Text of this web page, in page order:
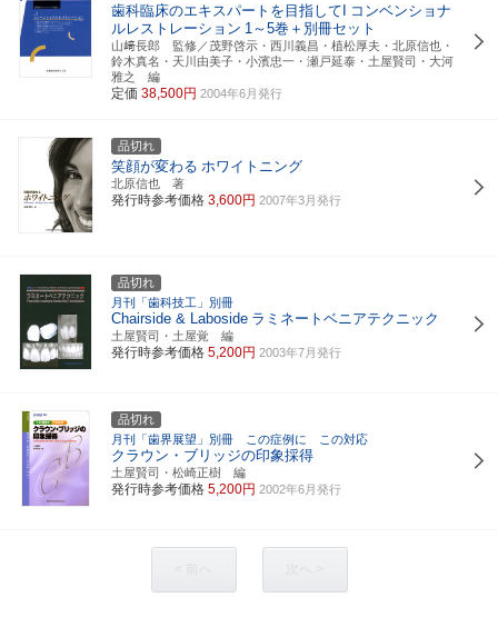
歯科臨床のエキスパートを目指してI
コンベンショナ
ルレストレーション 1～5巻＋別冊セット
山﨑長郎 監修／茂野啓示・西川義昌・植松厚夫・北原信也・
鈴木真名・天川由美子・小濱忠一・瀬戸延泰・土屋賢司・大河
雅之 編
定価 38,500円 2004年6月発行
品切れ
笑顔が変わる ホワイトニング
北原信也 著
発行時参考価格 3,600円 2007年3月発行
品切れ
月刊「歯科技工」別冊
Chairside & Laboside ラミネートベニアテクニック
土屋賢司・土屋覚 編
発行時参考価格 5,200円 2003年7月発行
品切れ
月刊「歯界展望」別冊 この症例に この対応
クラウン・ブリッジの印象採得
土屋賢司・松崎正樹 編
発行時参考価格 5,200円 2002年6月発行